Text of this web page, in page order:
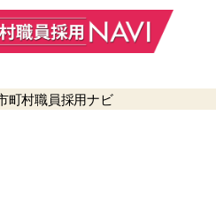
町村職員採用ナビ